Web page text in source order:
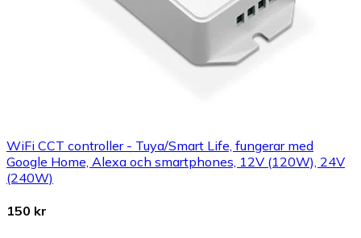
WiFi CCT controller - Tuya/Smart Life, fungerar med
Google Home, Alexa och smartphones, 12V (120W), 24V
(240W)
150 kr